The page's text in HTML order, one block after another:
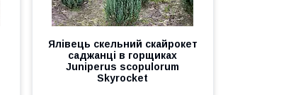
Ялівець скельний скайрокет
саджанці в горщиках
Juniperus scopulorum
Skyrocket